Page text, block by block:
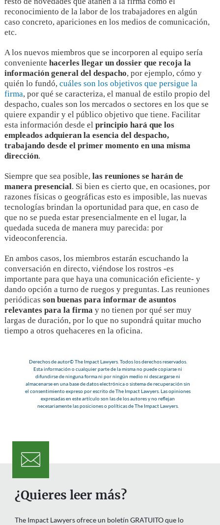
reconocimiento de la labor de los trabajadores en algún
caso concreto, apariciones en los medios de comunicación,
etc.
A los nuevos miembros que se incorporen al equipo sería
conveniente hacerles llegar un dossier que recoja la
información general del despacho, por ejemplo, cómo y
quién lo fundó, cuáles son los objetivos que persigue la
firma, por qué se caracteriza, el manual de estilo propio del
despacho, cuales son los mercados o sectores en los que se
quiere expandir y el público objetivo que tiene. Facilitar
esta información desde el principio hará que los
empleados adquieran la esencia del despacho,
trabajando desde el primer momento en una misma
dirección.
Siempre que sea posible, las reuniones se harán de
manera presencial. Si bien es cierto que, en ocasiones, por
razones físicas o geográficas esto es imposible, las nuevas
tecnologías brindan la oportunidad para que, en caso de
que no se pueda estar presencialmente en el lugar, la
quedada suceda de manera muy parecida: por
videoconferencia.
En ambos casos, los miembros estarán escuchando la
conversación en directo, viéndose los rostros -es
importante para que haya una comunicación eficiente- y
dando opción a turno de ruegos y preguntas. Las reuniones
periódicas son buenas para informar de asuntos
relevantes para la firmay no tienen por qué ser muy
largas de duración, por lo que no supondrá quitar mucho
tiempo a otros quehaceres en la oficina.
Derechos de autor© The Impact Lawyers. Todos los derechos reservados.
Esta información o cualquier parte de la misma no puede copiarse ni
difundirse de ninguna forma ni por ningún medio ni descargarse ni
almacenarse en una base de datos electrónica o sistema de recuperación sin
el consentimiento expreso por escrito de The Impact Lawyers. Las opiniones
expresadas en este artículo son las de los autores y no reflejan
necesariamente las posiciones o políticas de The Impact Lawyers.
¿Quieres leer más?
The Impact Lawyers ofrece un boletín GRATUITO que lo